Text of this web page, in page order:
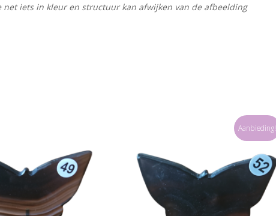
iets in kleur en structuur kan afwijken van de afbeelding
Aanbieding!